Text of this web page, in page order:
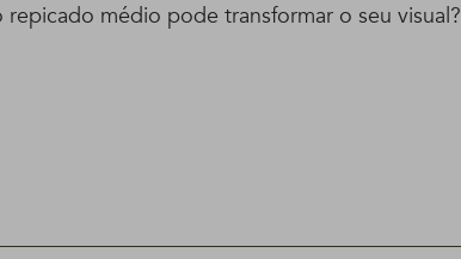
médio pode transformar o seu visual?